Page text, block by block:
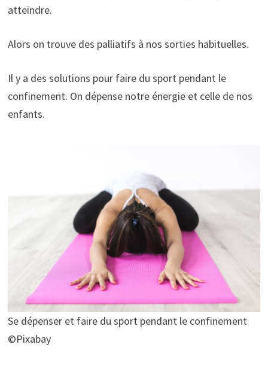
atteindre.
Alors on trouve des palliatifs à nos sorties habituelles.
Il y a des solutions pour faire du sport pendant le
confinement. On dépense notre énergie et celle de nos
enfants.
Se dépenser et faire du sport pendant le confinement
©Pixabay